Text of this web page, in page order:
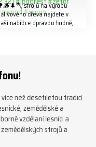
strojů na výrobu
dřeva najdete v
nabídce opravdu hodně,
než desetiletou tradicí
zemědělské a
vzdělaní lesníci a
strojů a